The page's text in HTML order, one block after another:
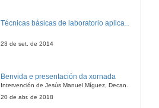
Técnicas básicas de laboratorio aplicadas á bioloxía
23 de set. de 2014
Benvida e presentación da xornada
Intervención de Jesús Manuel Míguez, Decano da Facultade de Bioloxía
20 de abr. de 2018